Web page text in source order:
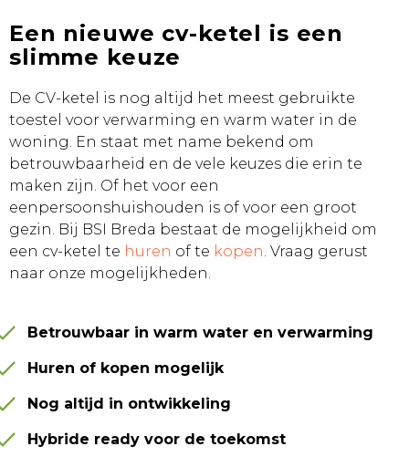
Een nieuwe cv-ketel is een
slimme keuze
De CV-ketel is nog altijd het meest gebruikte
toestel voor verwarming en warm water in de
woning. En staat met name bekend om
betrouwbaarheid en de vele keuzes die erin te
maken zijn. Of het voor een
eenpersoonshuishouden is of voor een groot
gezin. Bij BSI Breda bestaat de mogelijkheid om
een cv-ketel te huren of te kopen. Vraag gerust
naar onze mogelijkheden.
Betrouwbaar in warm water en verwarming
Huren of kopen mogelijk
Nog altijd in ontwikkeling
Hybride ready voor de toekomst